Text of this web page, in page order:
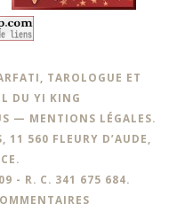
TAROLOGUE ET
DU YI KING
— MENTIONS LÉGALES.
11 560 FLEURY D’AUDE,
- R. C. 341 675 684.